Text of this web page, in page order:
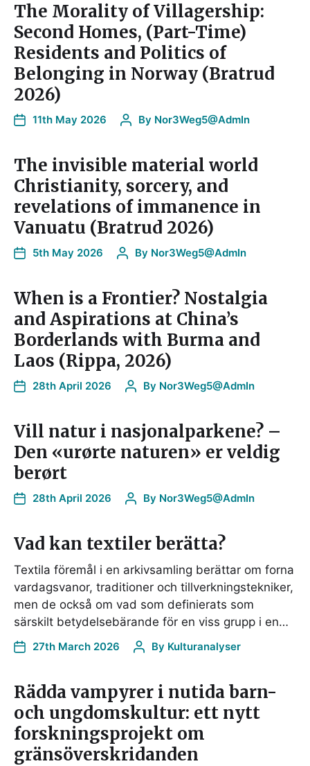
The Morality of Villagership:
Second Homes, (Part-Time)
Residents and Politics of
Belonging in Norway (Bratrud
2026)
11th May 2026 By Nor3Weg5@AdmIn
The invisible material world
Christianity, sorcery, and
revelations of immanence in
Vanuatu (Bratrud 2026)
5th May 2026 By Nor3Weg5@AdmIn
When is a Frontier? Nostalgia
and Aspirations at China’s
Borderlands with Burma and
Laos (Rippa, 2026)
28th April 2026 By Nor3Weg5@AdmIn
Vill natur i nasjonalparkene? –
Den «urørte naturen» er veldig
berørt
28th April 2026 By Nor3Weg5@AdmIn
Vad kan textiler berätta?
Textila föremål i en arkivsamling berättar om forna
vardagsvanor, traditioner och tillverkningstekniker,
men de också om vad som definierats som
särskilt betydelsebärande för en viss grupp i en…
27th March 2026 By Kulturanalyser
Rädda vampyrer i nutida barn-
och ungdomskultur: ett nytt
forskningsprojekt om
gränsöverskridanden